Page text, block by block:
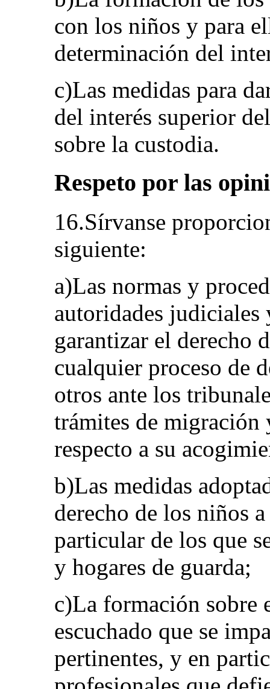
con los niños y para
determinación del
c)Las medidas para
del interés superior
sobre la custodia.
Respeto por las
16.Sírvanse
siguiente:
a)Las normas y
autoridades
garantizar el derecho
cualquier proceso de
otros ante los
trámites de
respecto a su
b)Las medidas
derecho de los niños
particular de los que
y hogares de guarda;
c)La formación sobre
escuchado que se
pertinentes, y en